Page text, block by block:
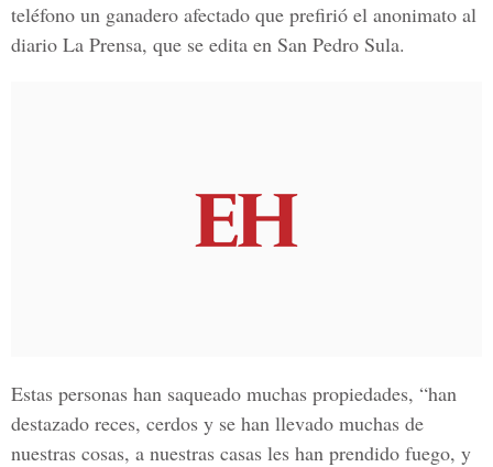
teléfono un ganadero afectado que prefirió el anonimato al
diario La Prensa, que se edita en San Pedro Sula.
Estas personas han saqueado muchas propiedades, “han
destazado reces, cerdos y se han llevado muchas de
nuestras cosas, a nuestras casas les han prendido fuego, y